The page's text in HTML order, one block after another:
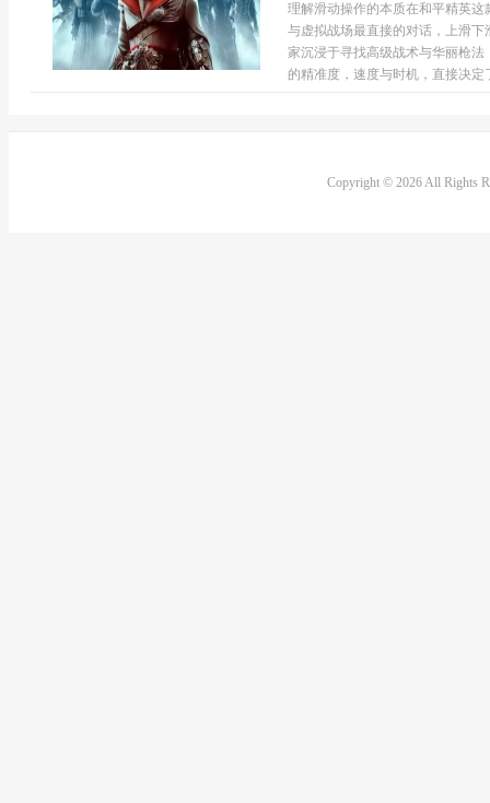
理解滑动操作的本质在和平精英
与虚拟战场最直接的对话，上滑
家沉浸于寻找高级战术与华丽枪
的精准度，速度与时机，直接决
Copyright © 2026 All Rights